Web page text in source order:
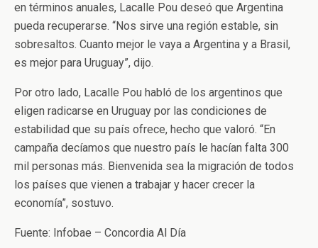
en términos anuales, Lacalle Pou deseó que Argentina
pueda recuperarse. “Nos sirve una región estable, sin
sobresaltos. Cuanto mejor le vaya a Argentina y a Brasil,
es mejor para Uruguay”, dijo.
Por otro lado, Lacalle Pou habló de los argentinos que
eligen radicarse en Uruguay por las condiciones de
estabilidad que su país ofrece, hecho que valoró. “En
campaña decíamos que nuestro país le hacían falta 300
mil personas más. Bienvenida sea la migración de todos
los países que vienen a trabajar y hacer crecer la
economía”, sostuvo.
Fuente: Infobae – Concordia Al Día